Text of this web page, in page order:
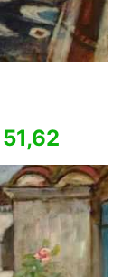
51,62